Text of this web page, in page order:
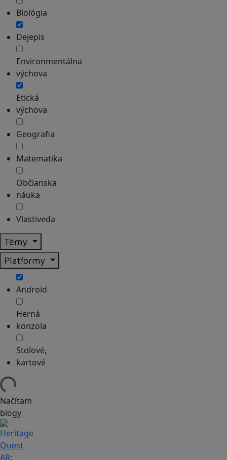
Biológia
Dejepis
Environmentálna
výchova
Etická
výchova
Geografia
Matematika
Občianska
náuka
Vlastiveda
Témy
Platformy
Android
Herná
konzola
Stolové,
kartové
Načítam
blogy